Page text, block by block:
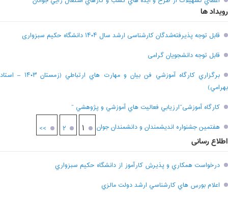
رویداد ها
قابل توجه پذیرفته‌شدگان کارشناسی ارشد سال ۱۴۰۴ دانشگاه حکیم سبزواری
قابل توجه دانشجویان گرامی
برگزاري کارگاه آموزشي فن بيان و مهارت هاي ارتباطي (زمستان ۱۴۰۳ – استاد
بهرامي)
کارگاه آموزشی”ارزيابي فعاليت هاي آموزشي و پژوهشي “
هفتمين جشنواره انديشمندان و دانشمندان جوان
۱ ۲ >>
اطلاع رسانی
درخواست همکاري و پذيرش کارآموز از دانشگاه حکيم سبزواري
اعلام بورس هاي کارشناسي ارشد دولت مالزي